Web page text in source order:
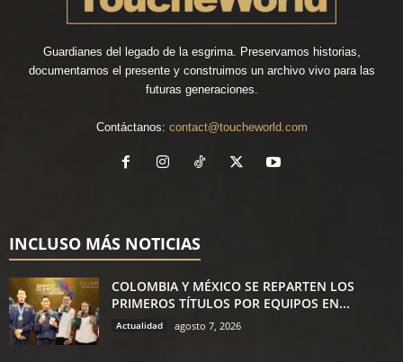
Guardianes del legado de la esgrima. Preservamos historias,
documentamos el presente y construimos un archivo vivo para las
futuras generaciones.
Contáctanos: contact@toucheworld.com
INCLUSO MÁS NOTICIAS
COLOMBIA Y MÉXICO SE REPARTEN LOS
PRIMEROS TÍTULOS POR EQUIPOS EN...
Actualidad agosto 7, 2026